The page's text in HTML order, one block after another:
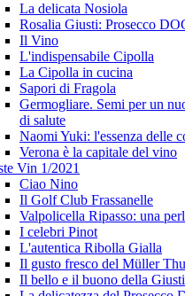
La delicata Nosiola
Rosalia Giusti: Prosecco
Il Vino
L'indispensabile Cipolla
La Cipolla in cucina
Sapori di Fragola
Germogliare. Semi per un
di salute
Naomi Yuki: l'essenza delle
Verona è la capitale del vino
Vin 1/2021
Ciao Nino
Il Golf Club Frassanelle
Valpolicella Ripasso: una
I celebri Pinot
L'autentica Ribolla Gialla
Il gusto fresco del Müller
Il bello e il buono della